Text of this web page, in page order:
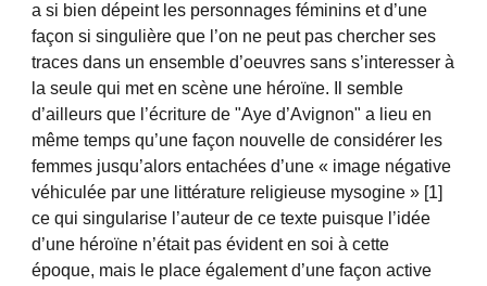
a si bien dépeint les personnages féminins et d’une
façon si singulière que l’on ne peut pas chercher ses
traces dans un ensemble d’oeuvres sans s’interesser à
la seule qui met en scène une héroïne. Il semble
d’ailleurs que l’écriture de "Aye d’Avignon" a lieu en
même temps qu’une façon nouvelle de considérer les
femmes jusqu’alors entachées d’une « image négative
véhiculée par une littérature religieuse mysogine » [1]
ce qui singularise l’auteur de ce texte puisque l’idée
d’une héroïne n’était pas évident en soi à cette
époque, mais le place également d’une façon active